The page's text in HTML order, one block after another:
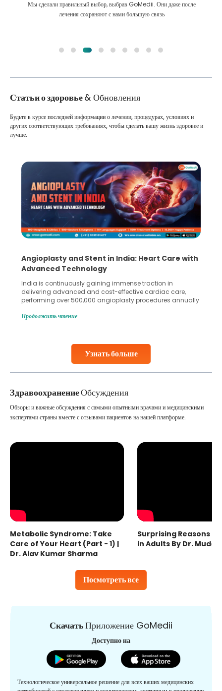
Мы сделали правильный выбор, выбрав GoMedii. Они даже после
лечения сохраняют с нами большую связь
Статьи о здоровье& Обновления
Узнать больше
Будьте в курсе последней информации о лечении, процедурах, условиях и
других соответствующих требованиях, чтобы сделать вашу жизнь здоровее и
лучше.
Angioplasty and Stent in India: Heart Care with
Advanced Technology
India is continuously gaining immense traction in
delivering advanced and cost-effective cardiac care,
performing over 500,000 angioplasty procedures annually
globe are searching for treatments like angioplasty and
Studies, such as one published
Продолжить чтение
ЗдравоохранениеОбсуждения
Посмотреть все
Обзоры и важные обсуждения с самыми опытными врачами и медицинскими
экспертами страны вместе с отзывами пациентов на нашей платформе.
Metabolic Syndrome: Take
Care of Your Heart (Part - 1) |
Dr. Ajay Kumar Sharma
Surprising Reasons
in Adults By Dr.
СкачатьПриложение GoMedii
Доступно на
Технологическое универсальное решение для всех ваших медицинских